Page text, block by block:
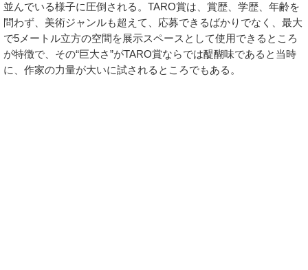
並んでいる様子に圧倒される。TARO賞は、賞歴、学歴、年齢を
問わず、美術ジャンルも超えて、応募できるばかりでなく、最大
で5メートル立方の空間を展示スペースとして使用できるところ
が特徴で、その“巨大さ”がTARO賞ならでは醍醐味であると当時
に、作家の力量が大いに試されるところでもある。